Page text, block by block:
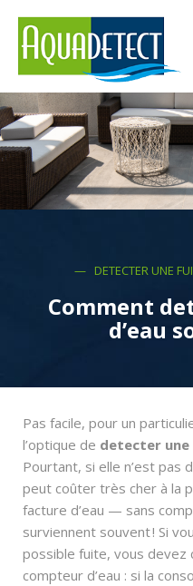
— DETECTER UNE
Comment
d’eau
Pas facile, pour un
l’optique de detecter une
Pourtant, si elle n’est pas
peut coûter très cher à la
facture d’eau — sans
surviennent souvent ! Si
possible fuite, vous devez
compteur d’eau : si la